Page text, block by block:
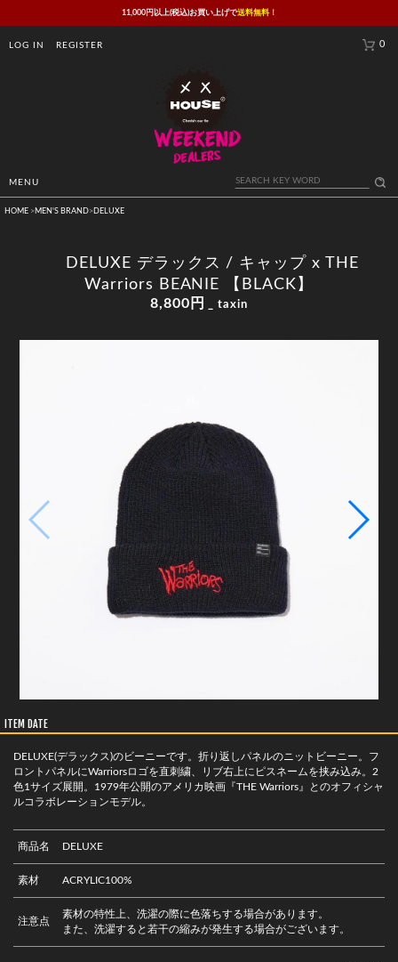
11,000円以上(税込)お買い上げで送料無料！
LOG IN REGISTER 0
MENU
HOME > MEN'S BRAND> DELUXE
DELUXE デラックス / キャップ x THE
Warriors BEANIE 【BLACK】
8,800円 _ taxin
ITEM DATE
DELUXE(デラックス)のビーニーです。折り返しパネルのニットビーニー。フ
ロントパネルにWarriorsロゴを直刺繍、リブ右上にピスネームを挟み込み。2
色1サイズ展開。1979年公開のアメリカ映画『THE Warriors』とのオフィシャ
ルコラボレーションモデル。
商品名 DELUXE
素材 ACRYLIC100%
注意点
素材の特性上、洗濯の際に色落ちする場合があります。
また、洗濯すると若干の縮みが発生する場合がございます。